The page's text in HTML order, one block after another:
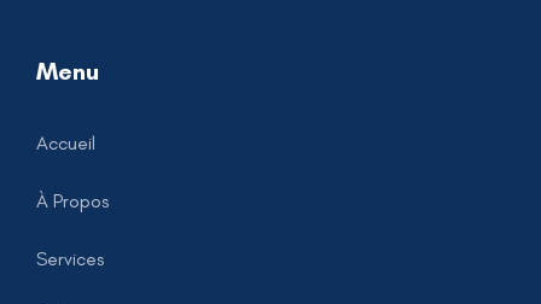
Menu
Accueil
À Propos
Services